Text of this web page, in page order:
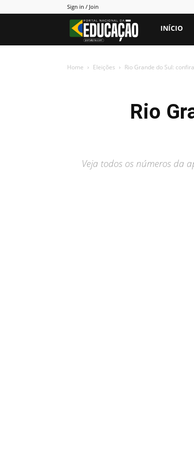
Sign in / Join
Portal
INÍCIO
Home Eleições Rio Grande do Sul:
Rio
Veja todos os números da